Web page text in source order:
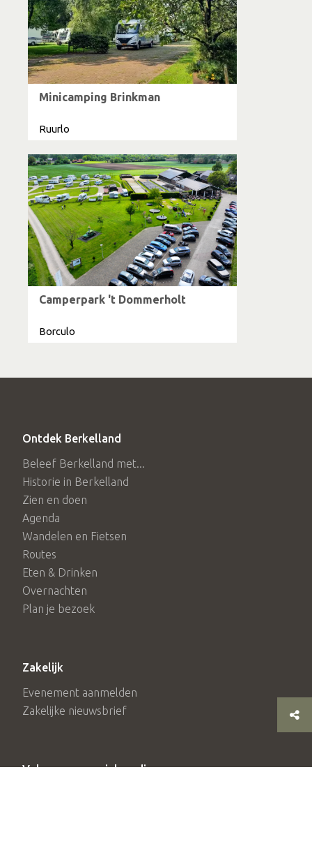
Minicamping Brinkman
Ruurlo
Camperpark 't Dommerholt
Borculo
Ontdek Berkelland
Beleef Berkelland met...
Historie in Berkelland
Zien en doen
Agenda
Wandelen en Fietsen
Routes
Eten & Drinken
Overnachten
Plan je bezoek
Zakelijk
Evenement aanmelden
Zakelijke nieuwsbrief
Volg ons op social media